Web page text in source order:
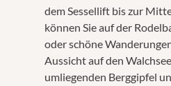
dem Sessellift bis zur
können Sie auf der
oder schöne
Aussicht auf den
umliegenden Berggipfel